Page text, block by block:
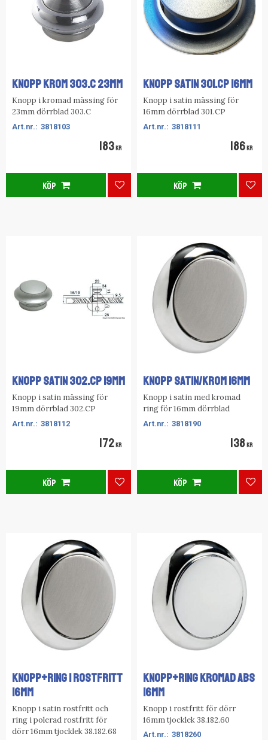
KNOPP KROM 303.C 23MM
Knopp i kromad mässing för
23mm dörrblad 303.C
3818103
183KR
Lägg till i favoriter
KÖP
KNOPP SATIN 301.CP 16MM
Knopp i satin mässing för
16mm dörrblad 301.CP
3818111
186KR
KÖP
KNOPP SATIN 302.CP 19MM
Knopp i satin mässing för
19mm dörrblad 302.CP
3818112
172KR
Lägg till i favoriter
KÖP
KNOPP SATIN/KROM 16MM
Knopp i satin med kromad
ring för 16mm dörrblad
3818190
138 KR
KÖP
KNOPP+RING I ROSTFRITT
16MM
Knopp i satin rostfritt och
ring i polerad rostfritt för
dörr 16mm tjocklek 38.182.68
KNOPP+RING KROMAD ABS
16MM
Knopp i rostfritt för dörr
16mm tjocklek 38.182.60
3818260